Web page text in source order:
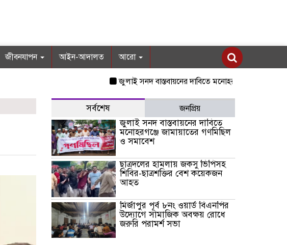
জীবনযাপন আইন-আদালত আরো
জুলাই সনদ বাস্তবায়নের দাবিতে মনোহরগঞ্জে জামায়াতের
সর্বশেষ জনপ্রিয়
জুলাই সনদ বাস্তবায়নের দাবিতে
মনোহরগঞ্জে জামায়াতের গণমিছিল
ও সমাবেশ
ছাত্রদলের হামলায় জকসু ভিপিসহ
শিবির-ছাত্রশক্তির বেশ কয়েকজন
আহত
মির্জাপুর পূর্ব ৮নং ওয়ার্ড বিএনপির
উদ্যোগে সামাজিক অবক্ষয় রোধে
জরুরি পরামর্শ সভা